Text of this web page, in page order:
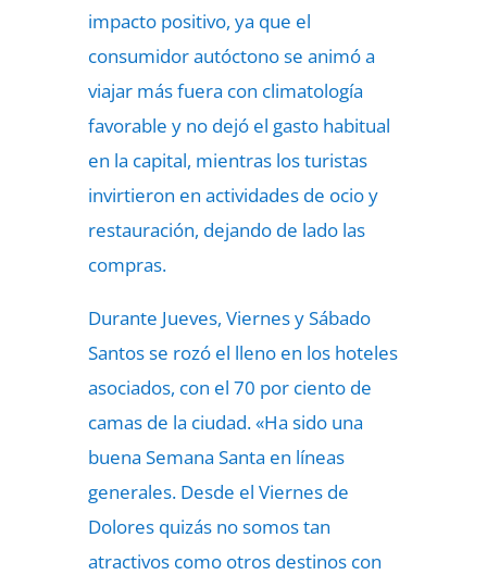
impacto positivo, ya que el
consumidor autóctono se animó a
viajar más fuera con climatología
favorable y no dejó el gasto habitual
en la capital, mientras los turistas
invirtieron en actividades de ocio y
restauración, dejando de lado las
compras.
Durante Jueves, Viernes y Sábado
Santos se rozó el lleno en los hoteles
asociados, con el 70 por ciento de
camas de la ciudad. «Ha sido una
buena Semana Santa en líneas
generales. Desde el Viernes de
Dolores quizás no somos tan
atractivos como otros destinos con